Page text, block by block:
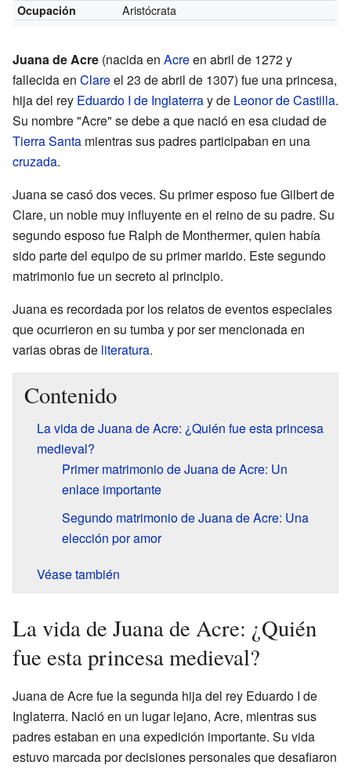
Ocupación
Aristócrata
Juana de Acre (nacida en Acreen abril de 1272 y
fallecida en Clareel 23 de abril de 1307) fue una princesa,
hija del rey Eduardo I de Inglaterray de Leonor de Castilla.
Su nombre "Acre" se debe a que nació en esa ciudad de
Tierra Santa mientras sus padres participaban en una
cruzada.
Juana se casó dos veces. Su primer esposo fue Gilbert de
Clare, un noble muy influyente en el reino de su padre. Su
segundo esposo fue Ralph de Monthermer, quien había
sido parte del equipo de su primer marido. Este segundo
matrimonio fue un secreto al principio.
Juana es recordada por los relatos de eventos especiales
que ocurrieron en su tumba y por ser mencionada en
varias obras de literatura.
Contenido
La vida de Juana de Acre: ¿Quién fue esta princesa
medieval?
Primer matrimonio de Juana de Acre: Un
enlace importante
Segundo matrimonio de Juana de Acre: Una
elección por amor
Véase también
La vida de Juana de Acre: ¿Quién
fue esta princesa medieval?
Juana de Acre fue la segunda hija del rey Eduardo I de
Inglaterra. Nació en un lugar lejano, Acre, mientras sus
padres estaban en una expedición importante. Su vida
estuvo marcada por decisiones personales que desafiaron